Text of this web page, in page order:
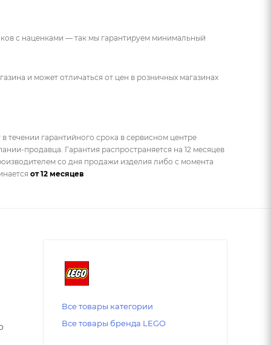
с наценками — так мы гарантируем минимальный
и может отличаться от цен в розничных магазинах
течении гарантийного срока в сервисном центре
продавца. Гарантия распространяется на 12 месяцев
со дня продажи изделия либо с момента
от 12 месяцев
Все товары категории
Все товары бренда LEGO